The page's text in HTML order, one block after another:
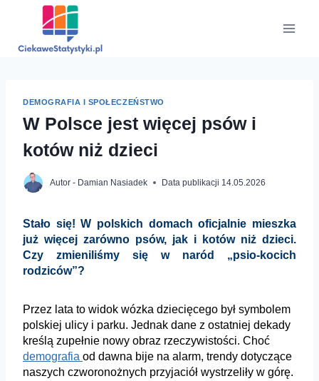
DEMOGRAFIA I SPOŁECZEŃSTWO
W Polsce jest więcej psów i
kotów niż dzieci
Autor - Damian Nasiadek Data publikacji 14.05.2026
Stało się! W polskich domach oficjalnie mieszka
już więcej zarówno psów, jak i kotów niż dzieci.
Czy zmieniliśmy się w naród „psio-kocich
rodziców”?
Przez lata to widok wózka dziecięcego był symbolem
polskiej ulicy i parku. Jednak dane z ostatniej dekady
kreślą zupełnie nowy obraz rzeczywistości. Choć
demografia od dawna bije na alarm, trendy dotyczące
naszych czworonożnych przyjaciół wystrzeliły w górę.